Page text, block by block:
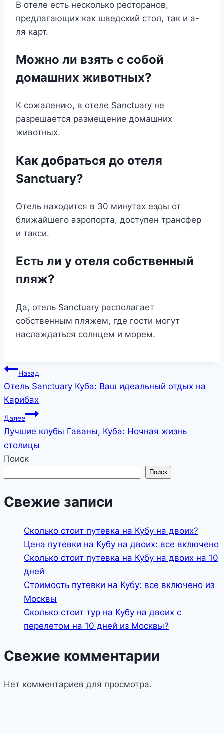
В отеле есть несколько ресторанов,
предлагающих как шведский стол, так и а-
ля карт.
Можно ли взять с собой
домашних животных?
К сожалению, в отеле Sanctuary не
разрешается размещение домашних
животных.
Как добраться до отеля
Sanctuary?
Отель находится в 30 минутах езды от
ближайшего аэропорта, доступен трансфер
и такси.
Есть ли у отеля собственный
пляж?
Да, отель Sanctuary располагает
собственным пляжем, где гости могут
наслаждаться солнцем и морем.
Навигация
по
записям
Назад
Отель Sanctuary Куба: Ваш идеальный отдых на
Карибах
Далее
Лучшие клубы Гаваны, Куба: Ночная жизнь
столицы
Поиск
Поиск
Свежие записи
Сколько стоит путевка на Кубу на двоих?
Цена путевки на Кубу на двоих: все включено
Сколько стоит путевка на Кубу на двоих на 10
дней
Стоимость путевки на Кубу: все включено из
Москвы
Сколько стоит тур на Кубу на двоих с
перелетом на 10 дней из Москвы?
Свежие комментарии
Нет комментариев для просмотра.